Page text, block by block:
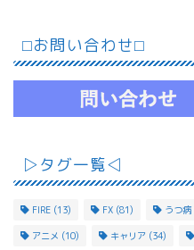
⬜︎お問い合わせ⬜︎
▷タグ一覧◁
FIRE (13) FX (81) うつ病
アニメ (10) キャリア (34)